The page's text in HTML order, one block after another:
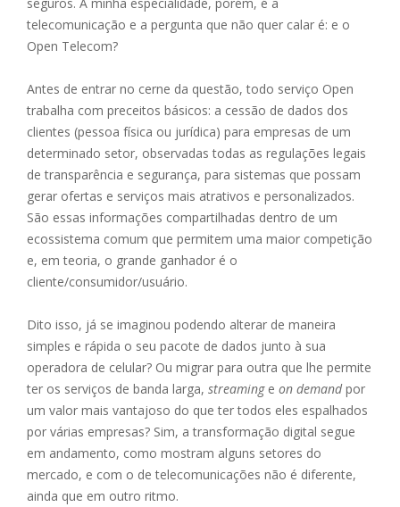
telecomunicação e a pergunta que não quer calar é: e o
Open Telecom?
Antes de entrar no cerne da questão, todo serviço Open
trabalha com preceitos básicos: a cessão de dados dos
clientes (pessoa física ou jurídica) para empresas de um
determinado setor, observadas todas as regulações legais
de transparência e segurança, para sistemas que possam
gerar ofertas e serviços mais atrativos e personalizados.
São essas informações compartilhadas dentro de um
ecossistema comum que permitem uma maior competição
e, em teoria, o grande ganhador é o
cliente/consumidor/usuário.
Dito isso, já se imaginou podendo alterar de maneira
simples e rápida o seu pacote de dados junto à sua
operadora de celular? Ou migrar para outra que lhe permite
ter os serviços de banda larga, streaminge on demandpor
um valor mais vantajoso do que ter todos eles espalhados
por várias empresas? Sim, a transformação digital segue
em andamento, como mostram alguns setores do
mercado, e com o de telecomunicações não é diferente,
ainda que em outro ritmo.